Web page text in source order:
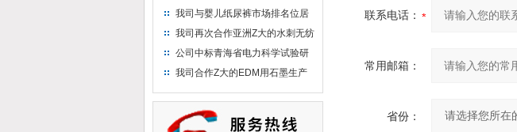
标！
我司与婴儿纸尿裤市场排名位居
名的全日美实业合作成功！
我司再次合作亚洲Z大的水刺无纺
布供应商-南六企业！
公司中标青海省电力科学试验研
究院！
我司合作Z大的EDM用石墨生产
联系电话：
常用邮箱：
省份：